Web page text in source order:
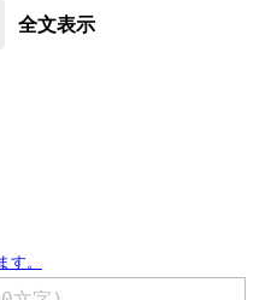
全文表示